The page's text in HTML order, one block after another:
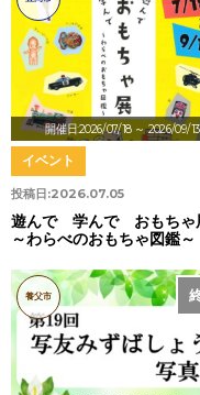
開催日:2026/07/18 ～ 2026/09/13
投稿日:2026.07.05
イベント
遊んで 学んで おもち
～わらべのおもちゃ図鑑～
養父市